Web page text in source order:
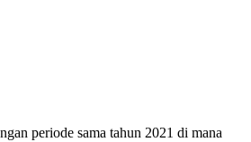
periode sama tahun 2021 di mana